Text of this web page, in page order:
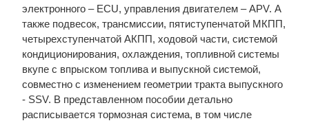
электронного – ECU, управления двигателем – APV. А
также подвесок, трансмиссии, пятиступенчатой МКПП,
четырехступенчатой АКПП, ходовой части, системой
кондиционирования, охлаждения, топливной системы
вкупе с впрыском топлива и выпускной системой,
совместно с изменением геометрии тракта выпускного
- SSV. В представленном пособии детально
расписывается тормозная система, в том числе